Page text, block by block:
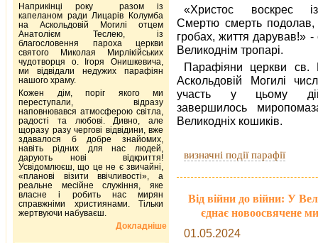
«Христос воскрес
Смертю смерть
гробах, життя дарував!» -
Великоднім тропарі.
Парафіяни церкви св.
Аскольдовій Могилі
участь у цьому
завершилось
Великодніх кошиків.
визначні події парафії
Від війни до війни: У
єднає новоосвячене
01.05.2024
Наприкінці року разом із
капеланом ради Лицарів Колумба
на Аскольдовій Могилі отцем
Анатолієм Теслею, із
благословення пароха церкви
святого Миколая Мирлікійських
чудотворця о. Ігоря Онишкевича,
ми відвідали недужих парафіян
нашого храму.
Кожен дім, поріг якого ми
переступали, відразу
наповнювався атмосферою світла,
радості та любові. Дивно, але
щоразу разу чергові відвідини, вже
здавалося б добре знайомих,
навіть рідних для нас людей,
дарують нові відкриття!
Усвідомлюєш, що це не є звичайні,
«планові візити ввічливості», а
реальне месійне служіння, яке
власне і робить нас мирян
справжніми християнами. Тільки
жертвуючи набуваєш.
Докладніше